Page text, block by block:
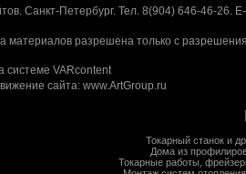
Санкт-Петербург. Тел. 8(904) 646-46-26.
материалов разрешена только с
системе VARcontent
сайта: www.ArtGroup.ru
Токарный станок и
Дома из
Токарные работы